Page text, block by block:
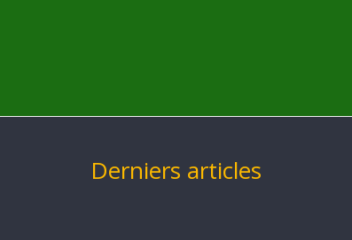
Derniers articles